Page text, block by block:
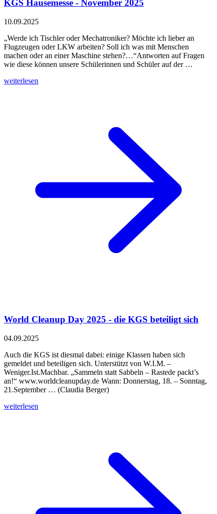
KGS Hausemesse - November 2025
10.09.2025
„Werde ich Tischler oder Mechatroniker? Möchte ich lieber an
Flugzeugen oder LKW arbeiten? Soll ich was mit Menschen
machen oder an einer Maschine stehen?…“Antworten auf Fragen
wie diese können unsere Schülerinnen und Schüler auf der …
weiterlesen
World Cleanup Day 2025 - die KGS beteiligt sich
04.09.2025
Auch die KGS ist diesmal dabei: einige Klassen haben sich
gemeldet und beteiligen sich. Unterstützt von W.I.M. –
Weniger.Ist.Machbar. „Sammeln statt Sabbeln – Rastede packt’s
an!“ www.worldcleanupday.de Wann: Donnerstag, 18. – Sonntag,
21.September … (Claudia Berger)
weiterlesen